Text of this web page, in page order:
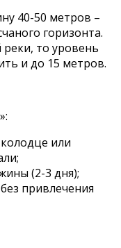
40-50 метров –
горизонта.
реки, то уровень
и до 15 метров.
или
(2-3 дня);
привлечения